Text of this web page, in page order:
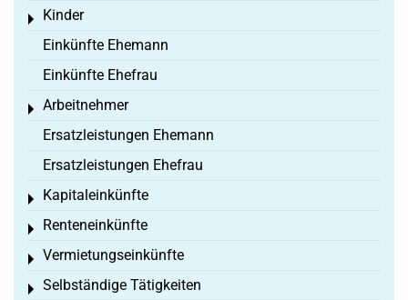
Kinder
Toggle menu
Einkünfte Ehemann
Einkünfte Ehefrau
Arbeitnehmer
Toggle menu
Ersatzleistungen Ehemann
Ersatzleistungen Ehefrau
Kapitaleinkünfte
Toggle menu
Renteneinkünfte
Toggle menu
Vermietungseinkünfte
Toggle menu
Selbständige Tätigkeiten
Toggle menu